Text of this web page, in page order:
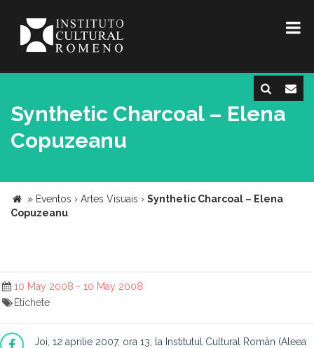
Synthetic Charcoal – Elena
Copuzeanu
» Eventos › Artes Visuais › Synthetic Charcoal – Elena
Copuzeanu
10 May 2008 - 10 May 2008
Etichete
Joi, 12 aprilie 2007, ora 13, la Institutul Cultural Român (Aleea